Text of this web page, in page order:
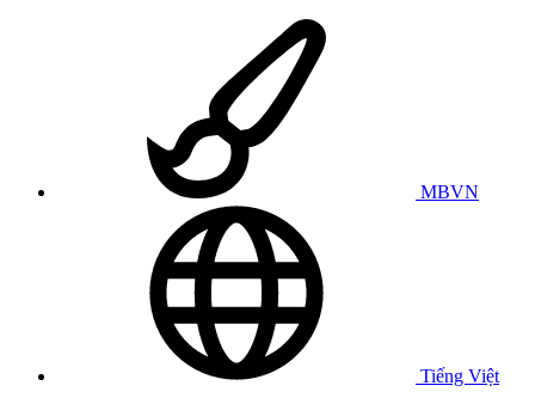
MBVN
Tiếng Việt